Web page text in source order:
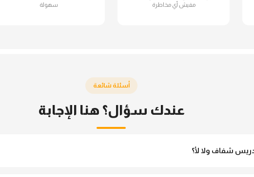
مفيش أي مخاطرة
سهولة
أسئلة شائعة
عندك سؤال؟ هنا الإجابة
شفاف ولا لأ؟